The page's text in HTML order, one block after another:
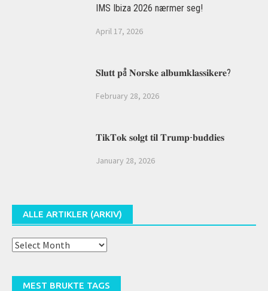
IMS Ibiza 2026 nærmer seg!
April 17, 2026
𝐒𝐥𝐮𝐭𝐭 𝐩å 𝐍𝐨𝐫𝐬𝐤𝐞 𝐚𝐥𝐛𝐮𝐦𝐤𝐥𝐚𝐬𝐬𝐢𝐤𝐞𝐫𝐞?
February 28, 2026
𝐓𝐢𝐤𝐓𝐨𝐤 𝐬𝐨𝐥𝐠𝐭 𝐭𝐢𝐥 𝐓𝐫𝐮𝐦𝐩-𝐛𝐮𝐝𝐝𝐢𝐞𝐬
January 28, 2026
ALLE ARTIKLER (ARKIV)
Alle
MEST BRUKTE TAGS